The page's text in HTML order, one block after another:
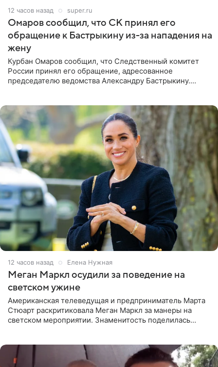
12 часов назад super.ru
Омаров сообщил, что СК принял его
обращение к Бастрыкину из-за нападения на
жену
Курбан Омаров сообщил, что Следственный комитет
России принял его обращение, адресованное
председателю ведомства Александру Бастрыкину.
12 часов назад Елена Нужная
Меган Маркл осудили за поведение на
светском ужине
Американская телеведущая и предприниматель Марта
Стюарт раскритиковала Меган Маркл за манеры на
светском мероприятии. Знаменитость поделилась